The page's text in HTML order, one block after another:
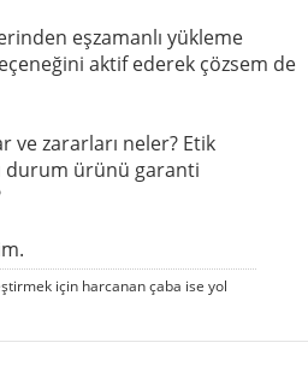
eşzamanlı yükleme
aktif ederek çözsem de
ve zararları neler? Etik
durum ürünü garanti
için harcanan çaba ise yol